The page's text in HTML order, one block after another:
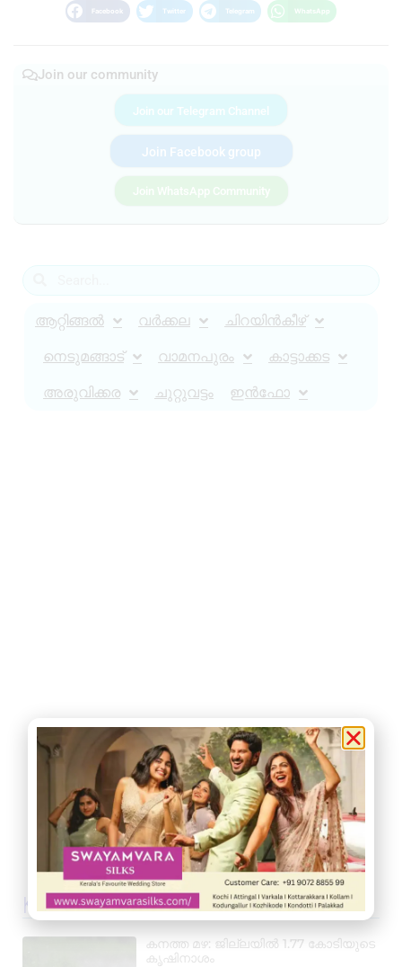
Facebook Twitter Telegram WhatsApp
Join our community
Join our Telegram Channel
Join Facebook group
Join WhatsApp Community
ആറ്റിങ്ങൽ വർക്കല ചിറയിൻകീഴ്
നെടുമങ്ങാട് വാമനപുരം കാട്ടാക്കട
അരുവിക്കര ചുറ്റുവട്ടം ഇൻഫോ
Kerala News
കനത്ത മഴ: ജില്ലയിൽ 1.77 കോടിയുടെ
കൃഷിനാശം